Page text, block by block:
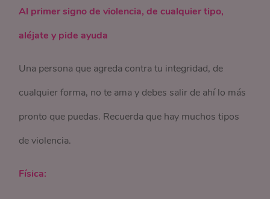
Al primer signo de violencia, de cualquier tipo,
aléjate y pide ayuda
Una persona que agreda contra tu integridad, de
cualquier forma, no te ama y debes salir de ahí lo más
pronto que puedas. Recuerda que hay muchos tipos
de violencia.
Física: